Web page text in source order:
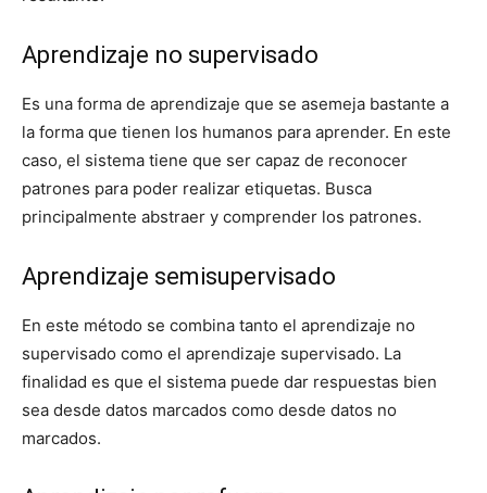
Aprendizaje no supervisado
Es una forma de aprendizaje que se asemeja bastante a
la forma que tienen los humanos para aprender. En este
caso, el sistema tiene que ser capaz de reconocer
patrones para poder realizar etiquetas. Busca
principalmente abstraer y comprender los patrones.
Aprendizaje semisupervisado
En este método se combina tanto el aprendizaje no
supervisado como el aprendizaje supervisado. La
finalidad es que el sistema puede dar respuestas bien
sea desde datos marcados como desde datos no
marcados.